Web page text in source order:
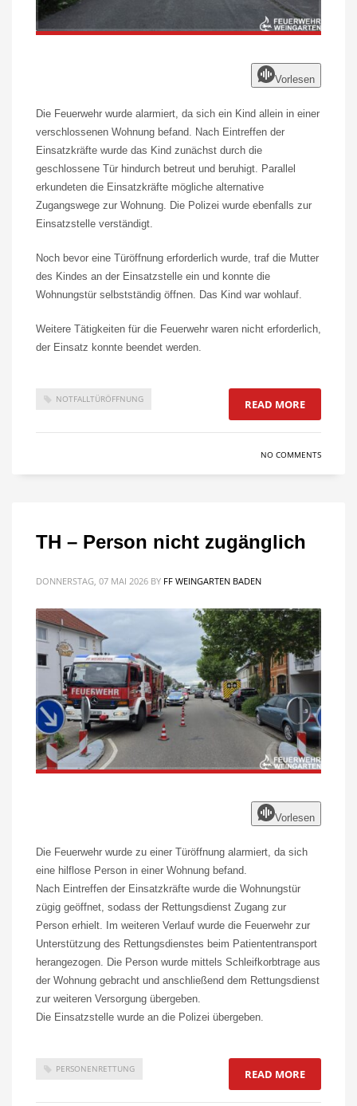
Vorlesen
Die Feuerwehr wurde alarmiert, da sich ein Kind allein in einer
verschlossenen Wohnung befand. Nach Eintreffen der
Einsatzkräfte wurde das Kind zunächst durch die
geschlossene Tür hindurch betreut und beruhigt. Parallel
erkundeten die Einsatzkräfte mögliche alternative
Zugangswege zur Wohnung. Die Polizei wurde ebenfalls zur
Einsatzstelle verständigt.
Noch bevor eine Türöffnung erforderlich wurde, traf die Mutter
des Kindes an der Einsatzstelle ein und konnte die
Wohnungstür selbstständig öffnen. Das Kind war wohlauf.
Weitere Tätigkeiten für die Feuerwehr waren nicht erforderlich,
der Einsatz konnte beendet werden.
NOTFALLTÜRÖFFNUNG READ MORE
NO COMMENTS
TH – Person nicht zugänglich
DONNERSTAG, 07 MAI 2026 BY FF WEINGARTEN BADEN
Vorlesen
Die Feuerwehr wurde zu einer Türöffnung alarmiert, da sich
eine hilflose Person in einer Wohnung befand.
Nach Eintreffen der Einsatzkräfte wurde die Wohnungstür
zügig geöffnet, sodass der Rettungsdienst Zugang zur
Person erhielt. Im weiteren Verlauf wurde die Feuerwehr zur
Unterstützung des Rettungsdienstes beim Patiententransport
herangezogen. Die Person wurde mittels Schleifkorbtrage aus
der Wohnung gebracht und anschließend dem Rettungsdienst
zur weiteren Versorgung übergeben.
Die Einsatzstelle wurde an die Polizei übergeben.
PERSONENRETTUNG READ MORE